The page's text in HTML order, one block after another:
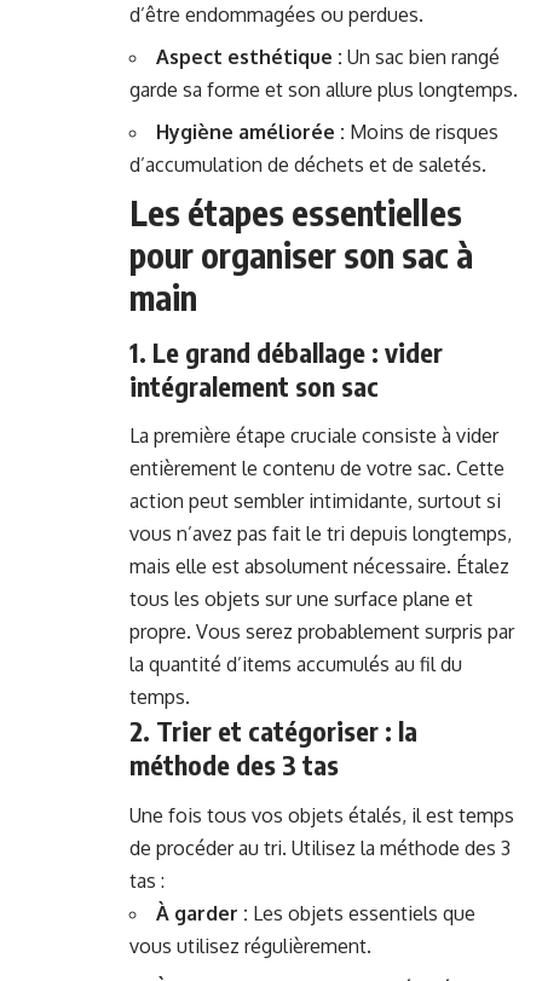
d’être endommagées ou perdues.
Aspect esthétique : Un sac bien rangé
garde sa forme et son allure plus longtemps.
Hygiène améliorée : Moins de risques
d’accumulation de déchets et de saletés.
Les étapes essentielles
pour organiser son sac à
main
1. Le grand déballage : vider
intégralement son sac
La première étape cruciale consiste à vider
entièrement le contenu de votre sac. Cette
action peut sembler intimidante, surtout si
vous n’avez pas fait le tri depuis longtemps,
mais elle est absolument nécessaire. Étalez
tous les objets sur une surface plane et
propre. Vous serez probablement surpris par
la quantité d’items accumulés au fil du
temps.
2. Trier et catégoriser : la
méthode des 3 tas
Une fois tous vos objets étalés, il est temps
de procéder au tri. Utilisez la méthode des 3
tas :
À garder : Les objets essentiels que
vous utilisez régulièrement.